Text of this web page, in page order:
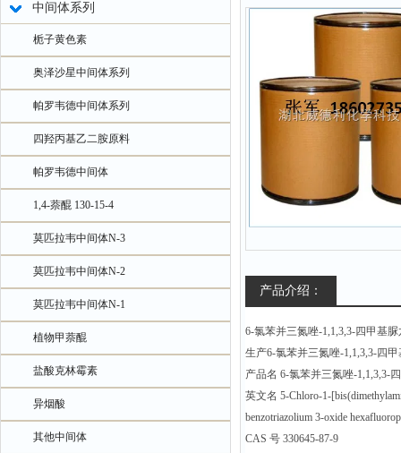
中间体系列
栀子黄色素
奥泽沙星中间体系列
帕罗韦德中间体系列
四羟丙基乙二胺原料
帕罗韦德中间体
1,4-萘醌 130-15-4
莫匹拉韦中间体N-3
莫匹拉韦中间体N-2
莫匹拉韦中间体N-1
植物甲萘醌
盐酸克林霉素
异烟酸
其他中间体
产品介绍：
6-氯苯并三氮唑-1,1,3,3-四甲基
生产6-氯苯并三氮唑-1,1,3,3-四
产品名 6-氯苯并三氮唑-1,1,3,3-
英文名 5-Chloro-1-
benzotriazolium 3-oxide
CAS 号 330645-87-9